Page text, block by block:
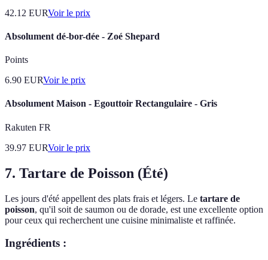
42.12 EURVoir le prix
Absolument dé-bor-dée - Zoé Shepard
Points
6.90 EURVoir le prix
Absolument Maison - Egouttoir Rectangulaire - Gris
Rakuten FR
39.97 EURVoir le prix
7. Tartare de Poisson (Été)
Les jours d'été appellent des plats frais et légers. Le tartare de
poisson, qu'il soit de saumon ou de dorade, est une excellente option
pour ceux qui recherchent une cuisine minimaliste et raffinée.
Ingrédients :